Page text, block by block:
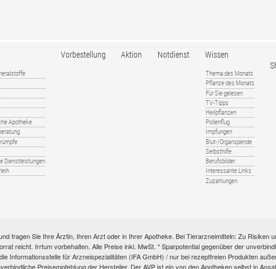
Apotheke
Dienstleistungen
Vorbestellung Aktion Notdienst Wissen
Thema des Monats
Pflanze des Monats
Für Sie gelesen
TV-Tipps
Heilpflanzen
Pollenflug
Impfungen
Blut-/Organspende
Selbsthilfe
Berufsbilder
Interessante Links
Zuzahlungen
fragen Sie Ihre Ärztin, Ihren Arzt oder in Ihrer Apotheke. Bei Tierarzneimitteln: Zu Risiken
reicht. Irrtum vorbehalten. Alle Preise inkl. MwSt. * Sparpotential gegenüber der
Informationsstelle für Arzneispezialitäten (IFA GmbH) / nur bei rezeptfreien Produkten
Preisempfehlung der Hersteller. Der AVP ist ein von den Apotheken selbst in